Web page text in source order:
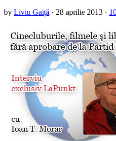
by Liviu Gaiță · 28 aprilie 2013 ·